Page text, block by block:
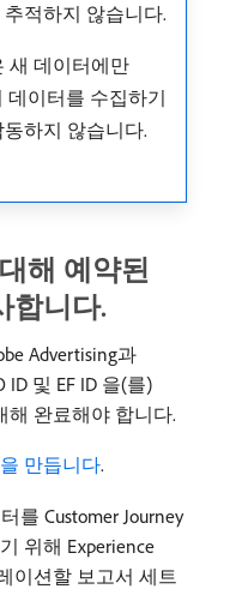
적하지 않습니다.
새 데이터에만
데이터를 수집하기
하지 않습니다.
해 예약된
합니다.
Advertising과
및 EF ID 을(를)
해 완료해야 합니다.
만듭니다.
를 Customer Journey
위해 Experience
이션할 보고서 세트